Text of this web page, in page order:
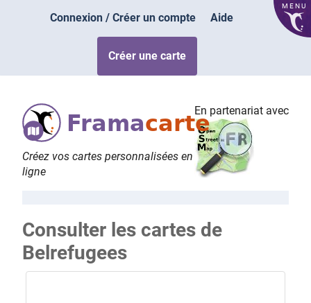
MENU
Connexion / Créer un compte Aide
Créer une carte
En partenariat avec
Framacarte
Créez vos cartes personnalisées en
ligne
Consulter les cartes de
Belrefugees